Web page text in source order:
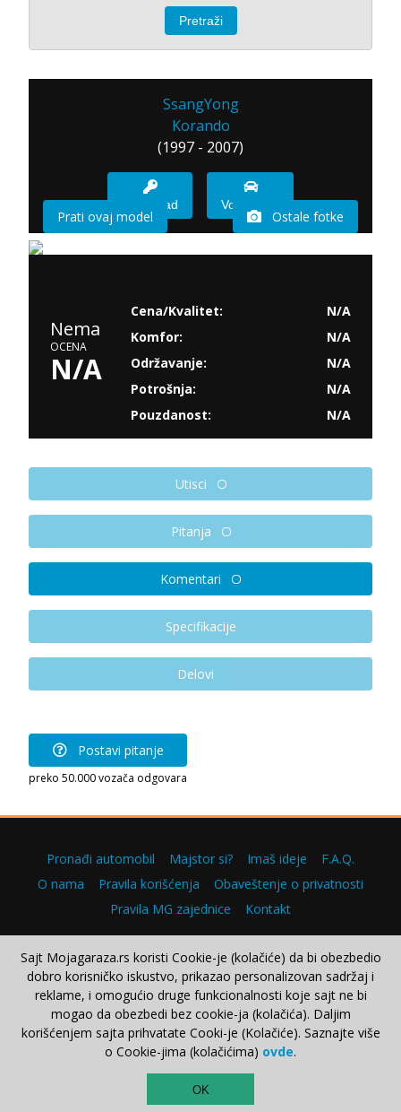
SsangYong
Korando
(1997 - 2007)
Imam sad Vozio sam
Prati ovaj model Ostale fotke
Nema
OCENA
N/A
Cena/Kvalitet:
N/A
Komfor:
N/A
Održavanje:
N/A
Potrošnja:
N/A
Pouzdanost:
N/A
Utisci
Pitanja
Komentari
Specifikacije
Delovi
Postavi pitanje
preko 50.000 vozača odgovara
Pronađi automobil Majstor si? Imaš ideje
F.A.Q.
O nama
Pravila korišćenja
Obaveštenje o privatnosti
Pravila MG zajednice
Kontakt
Copyright © 2000–2026.
Sajt Mojagaraza.rs koristi Cookie-je (kolačiće) da bi obezbedio
dobro korisničko iskustvo, prikazao personalizovan sadržaj i
reklame, i omogućio druge funkcionalnosti koje sajt ne bi
mogao da obezbedi bez cookie-ja (kolačića). Daljim
korišćenjem sajta prihvatate Cooki-je (Kolačiće). Saznajte više
o Cookie-jima (kolačićima) ovde.
OK